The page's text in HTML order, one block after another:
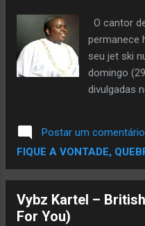
O cantor
permanece
seu jet ski
domingo
divulgadas
Kingston,
unidade de
em Miami,
lançou
Postar um comentário
FIQUE A VONTADE,
Vybz Kartel –
For You)